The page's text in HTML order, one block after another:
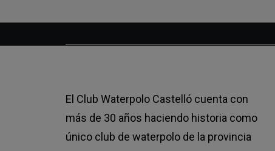
El Club Waterpolo Castelló cuenta con
más de 30 años haciendo historia como
único club de waterpolo de la provincia